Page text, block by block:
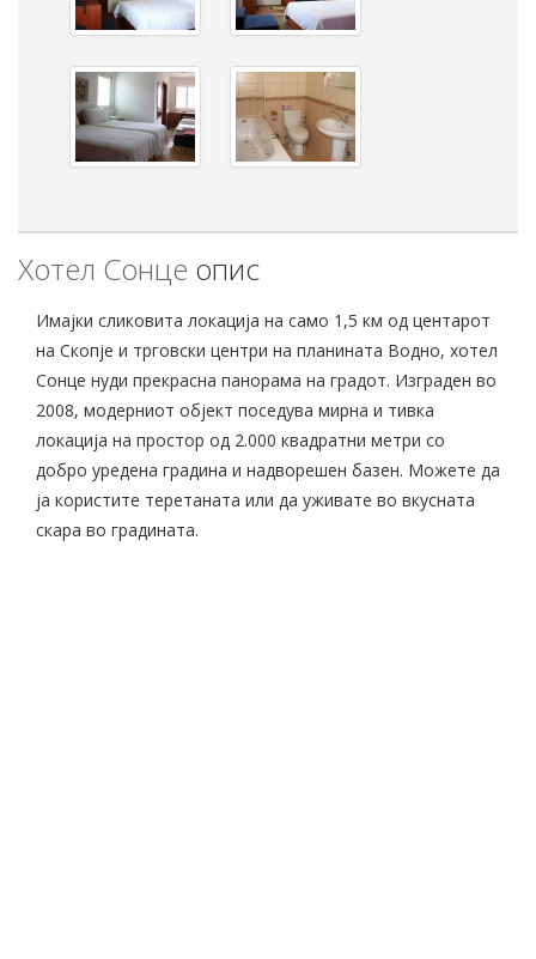
Хотел Сонце опис
Имајки сликовита локација на само 1,5 км од центарот
на Скопје и трговски центри на планината Водно, хотел
Сонце нуди прекрасна панорама на градот. Изграден во
2008, модерниот објект поседува мирна и тивка
локација на простор од 2.000 квадратни метри со
добро уредена градина и надворешен базен. Можете да
ја користите теретаната или да уживате во вкусната
скара во градината.